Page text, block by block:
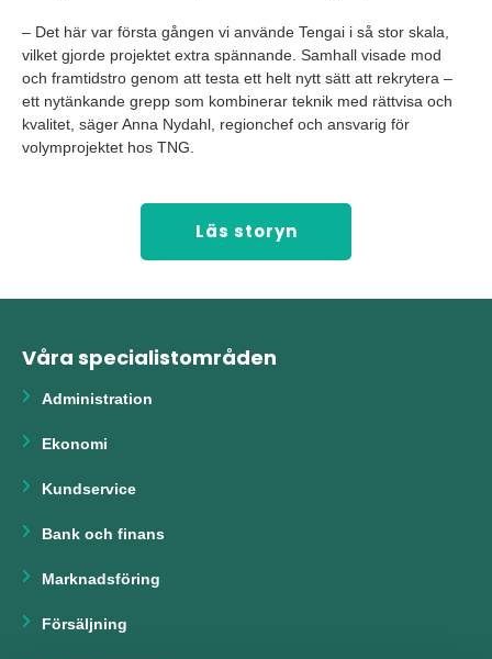
– Det här var första gången vi använde Tengai i så stor skala,
vilket gjorde projektet extra spännande. Samhall visade mod
och framtidstro genom att testa ett helt nytt sätt att rekrytera –
ett nytänkande grepp som kombinerar teknik med rättvisa och
kvalitet, säger Anna Nydahl, regionchef och ansvarig för
volymprojektet hos TNG.
Läs storyn
Våra specialistområden
Administration
Ekonomi
Kundservice
Bank och finans
Marknadsföring
Försäljning